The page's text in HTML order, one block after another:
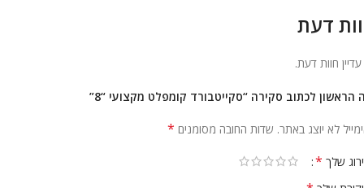
דעת
עדיין חוות דעת.
הראשון לכתוב סקירה “סקייטבורד קומפלט מקצועי “8”
לא יוצג באתר. שדות החובה מסומנים *
שלך *